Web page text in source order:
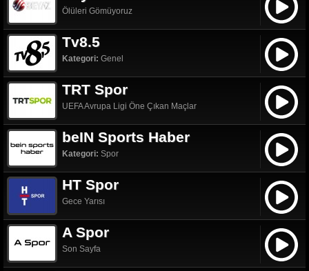
Ölüleri Gömüyoruz
Tv8.5
Kategori: Genel
TRT Spor
UEFA Avrupa Ligi Öne Çıkan Maçlar
beIN Sports Haber
Kategori: Spor
HT Spor
Gece Yarısı
A Spor
Son Sayfa